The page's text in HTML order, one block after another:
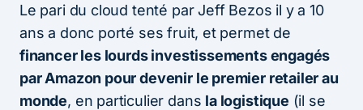
Le pari du cloud tenté par Jeff Bezos il y a 10
ans a donc porté ses fruit, et permet de
financer les lourds investissements engagés
par Amazon pour devenir le premier retailer au
monde, en particulier dans la logistique (il se